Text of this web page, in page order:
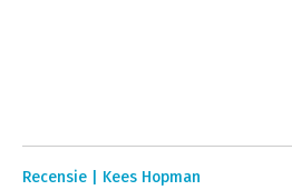
Recensie | Kees Hopman